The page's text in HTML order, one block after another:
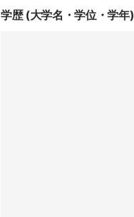
学歴 (大学名・学位・学年)